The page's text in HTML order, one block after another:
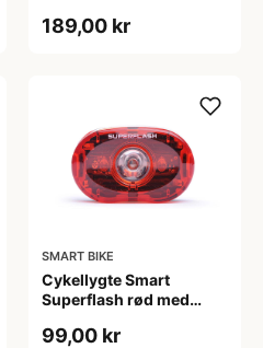
189,00 kr
SMART BIKE
Cykellygte Smart
Superflash rød med
99,00 kr